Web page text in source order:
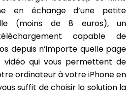
en échange d’une petite
(moins de 8 euros), un
capable de
depuis n’importe quelle page
qui vous permettent de
ordinateur à votre iPhone en
suffit de choisir la solution la